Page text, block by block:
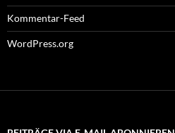
Kommentar-Feed
WordPress.org